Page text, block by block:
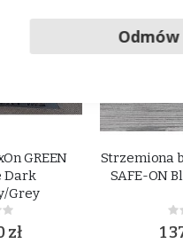
GREEN
Dark
Grey
zł
Strzemiona
SAFE-ON
0%
1
Odmów